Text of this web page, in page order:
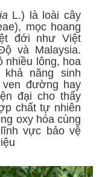
L.) là loài cây
mọc hoang
đới như Việt
và Malaysia.
nhiều lông, hoa
năng sinh
đường hay
đại cho thấy
chất tự nhiên
oxy hóa cùng
vực bảo vệ